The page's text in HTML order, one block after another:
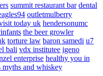
summit restaurant bar dental
outletmulberry
today uk hendersonumc
the beer growler
torture law baron samedi u7
bali vdx institutee igeno
enterprise healthy you in
myths and whiskey